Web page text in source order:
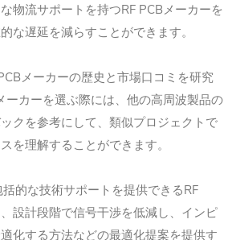
物流サポートを持つRF PCBメーカーを
な遅延を減らすことができます。
メーカーの歴史と市場口コミを研究
ーカーを選ぶ際には、他の高周波製品の
クを参考にして、類似プロジェクトで
を理解することができます。
的な技術サポートを提供できるRF
設計段階で信号干渉を低減し、インピ
化する方法などの最適化提案を提供す